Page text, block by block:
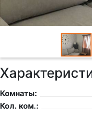
Комнаты:
Кол. ком.: